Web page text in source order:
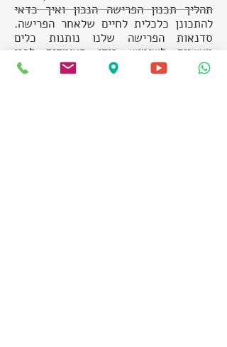
תהליך תכנון הפרישה הנכון ואיך כדאי
להתכונן כלכלית לחיים שלאחר הפרישה.
סדנאות הפרישה שלנו נותנות כלים
מעשיים לשימוש בידי העומדים לפני
פרישה.